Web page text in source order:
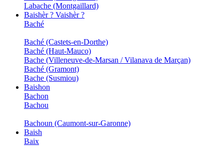
Labache (Montgaillard)
Baishèr ? Vaishèr ?
Baché
Baché (Castets-en-Dorthe)
Baché (Haut-Mauco)
Bache (Villeneuve-de-Marsan / Vilanava de Marçan)
Baché (Gramont)
Bache (Susmiou)
Baishon
Bachon
Bachou
Bachoun (Caumont-sur-Garonne)
Baish
Baix